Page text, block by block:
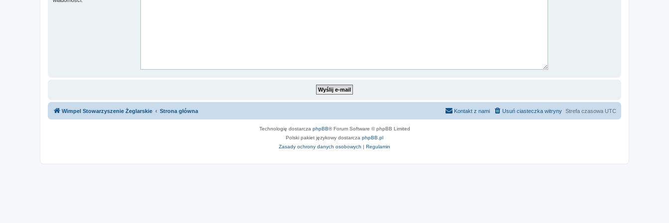
Wimpel Stowarzyszenie Żeglarskie Strona główna Strefa czasowa UTC
Usuń ciasteczka witryny
Kontakt z nami
Technologię dostarcza phpBB® Forum Software © phpBB Limited
Polski pakiet językowy dostarcza phpBB.pl
Zasady ochrony danych osobowych | Regulamin